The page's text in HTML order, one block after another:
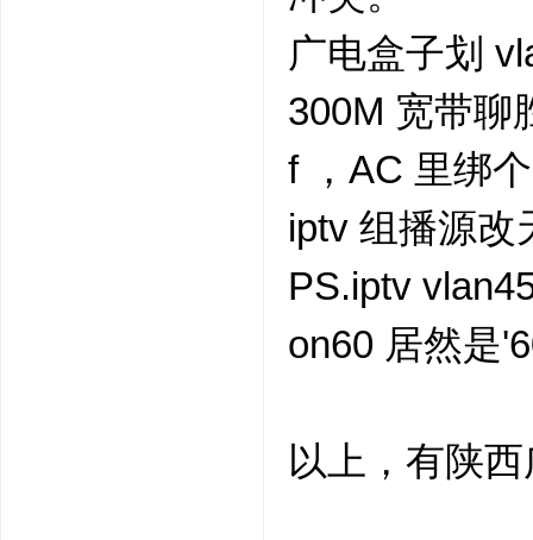
广电盒子划
300M 宽带聊
f ，AC 里绑
iptv 组播源改
PS.iptv
on60 居然是
以上，有陕